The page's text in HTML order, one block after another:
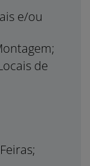
e/ou
de